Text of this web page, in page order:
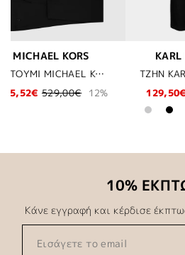
ΤΖΗΝ KARL LAGERFELD - 990 ΜΑΥΡΟ
30%
ΠΟΥΚΑΜΙΣΟ BUGATTI - 390 ΜΠΛΕ
85,00€
10%
Κάνε εγγραφή και κέρδισε